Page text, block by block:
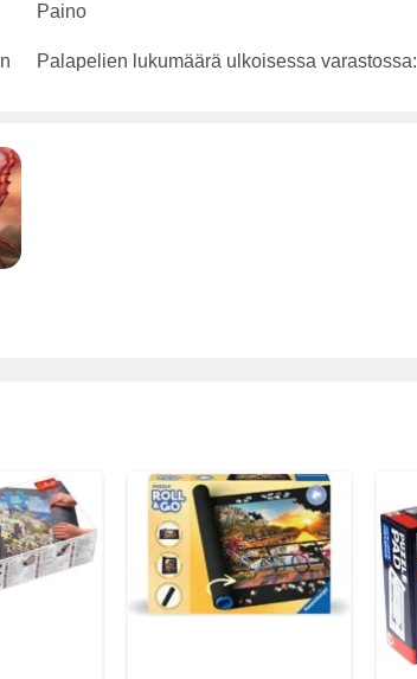
Paino
Palapelien lukumäärä ulkoisessa varastossa: